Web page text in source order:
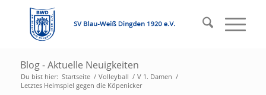
Blog - Aktuelle Neuigkeiten
Du bist hier: Startseite / Volleyball / V 1. Damen /
Letztes Heimspiel gegen die Köpenicker